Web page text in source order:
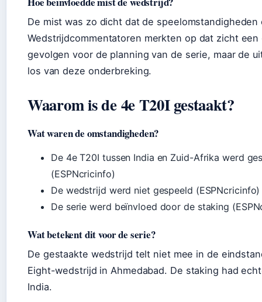
De mist was zo dicht dat de
Wedstrijdcommentatoren merkten op dat zicht
gevolgen voor de planning van de serie, maar de
los van deze onderbreking.
Waarom is de 4e T20I gestaakt?
Wat waren de omstandigheden?
De 4e T20I tussen India en Zuid-Afrika werd
(ESPNcricinfo)
De wedstrijd werd niet gespeeld (ESPNcricinfo)
De serie werd beïnvloed door de staking
Wat betekent dit voor de serie?
De gestaakte wedstrijd telt niet mee in de
Eight-wedstrijd in Ahmedabad. De staking had
India.